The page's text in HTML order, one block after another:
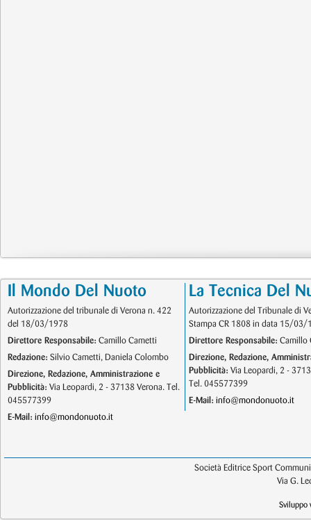
Il Mondo Del Nuoto
Autorizzazione del tribunale di Verona n. 422
del 18/03/1978
Direttore Responsabile: Camillo Cametti
Redazione: Silvio Cametti, Daniela Colombo
Direzione, Redazione, Amministrazione e
Pubblicità: Via Leopardi, 2 - 37138 Verona. Tel.
045577399
E-Mail: info@mondonuoto.it
La Tecnica Del
Autorizzazione del Tribunale di
Stampa CR 1808 in data 15/03/
Direttore Responsabile: Camillo
Direzione, Redazione,
Pubblicità: Via Leopardi, 2 -
Tel. 045577399
E-Mail: info@mondonuoto.it
Società Editrice Sport
Via G.
Sviluppo